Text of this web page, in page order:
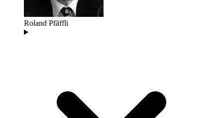
Roland Pfäffli